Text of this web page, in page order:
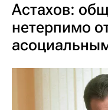
Астахов:
нетерпимо